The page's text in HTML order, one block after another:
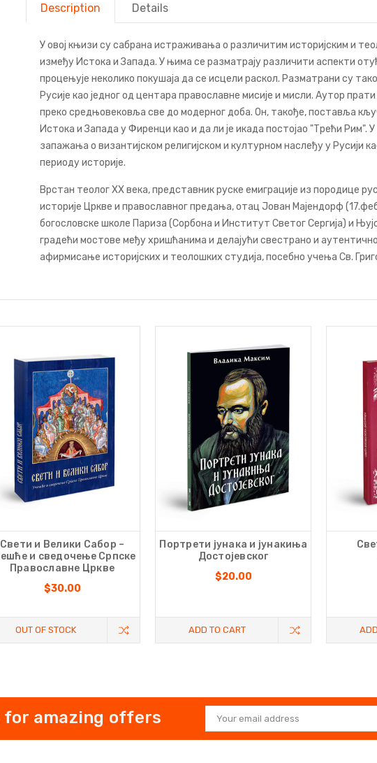
Description Details
У овој књизи су сабрана истраживања о различитим историјским и
између Истока и Запада. У њима се разматрају различити аспекти
процењује неколико покушаја да се исцели раскол. Разматрани су
Русије као једног од центара православне мисије и мисли. Аутор
преко средњовековља све до модерног доба. Он, такође, поставља
Истока и Запада у Фиренци као и да ли је икада постојао "Трећи Рим".
запажања о византијском религијском и културном наслеђу у Русији
периоду историје.
Врстан теолог XX века, представник руске емиграције из породице
историје Цркве и православног предања, отац Јован Мајендорф
богословске школе Париза (Сорбона и Институт Светог Сергија) и
градећи мостове међу хришћанима и делајући свестрано и
афирмисање историјских и теолошких студија, посебно учења Св.
Свети и Велики Сабор –
и сведочење Српске
Православне Цркве
$30.00
OUT OF STOCK
Портрети јунака и јунакиња
Достојевског
$20.00
ADD TO CART
for amazing offers
Email
Address